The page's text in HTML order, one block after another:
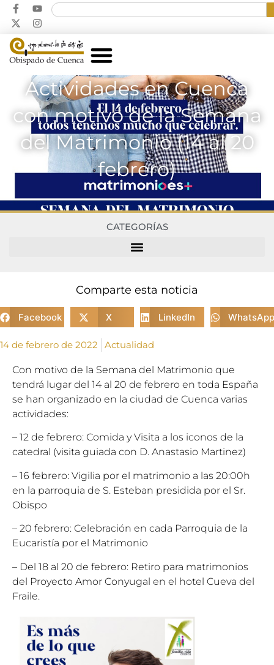
Actividades en Cuenca
con motivo de la Semana
del Matrimonio (14 al 20
febrero)
CATEGORÍAS
Comparte esta noticia
Facebook X LinkedIn WhatsApp
14 de febrero de 2022 Actualidad
Con motivo de la Semana del Matrimonio que
tendrá lugar del 14 al 20 de febrero en toda España
se han organizado en la ciudad de Cuenca varias
actividades:
– 12 de febrero: Comida y Visita a los iconos de la
catedral (visita guiada con D. Anastasio Martinez)
– 16 febrero: Vigilia por el matrimonio a las 20:00h
en la parroquia de S. Esteban presidida por el Sr.
Obispo
– 20 febrero: Celebración en cada Parroquia de la
Eucaristía por el Matrimonio
– Del 18 al 20 de febrero: Retiro para matrimonios
del Proyecto Amor Conyugal en el hotel Cueva del
Fraile.